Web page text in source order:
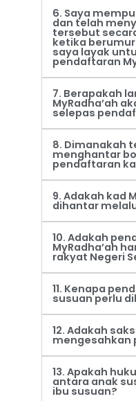
6. Saya
dan telah
tersebut
ketika berumur
saya layak
pendaftaran
7. Berapakah
MyRadha’ah
selepas
8. Dimanakah
menghantar
pendaftaran
9. Adakah kad
dihantar
10. Adakah
MyRadha’ah
rakyat Negeri
11. Kenapa
susuan perlu
12. Adakah
mengesahkan
13. Apakah
antara anak
ibu susuan?